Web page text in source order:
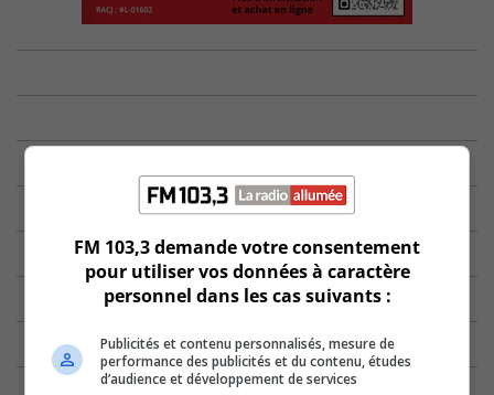
FM 103,3 demande votre consentement
pour utiliser vos données à caractère
personnel dans les cas suivants :
Publicités et contenu personnalisés, mesure de
performance des publicités et du contenu, études
d’audience et développement de services